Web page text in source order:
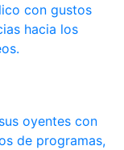
con gustos
hacia los
oyentes con
de programas,